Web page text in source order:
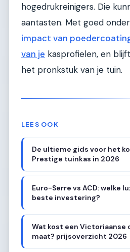
hogedrukreinigers. Die
aantasten. Met goed
impact van
van je kasprofielen, en
het pronkstuk van je tuin.
LEES OOK
De ultieme gids voor het
Prestige tuinkas in 2026
Euro-Serre vs ACD: welke
beste investering?
Wat kost een Victoriaanse
maat? prijsoverzicht 2026